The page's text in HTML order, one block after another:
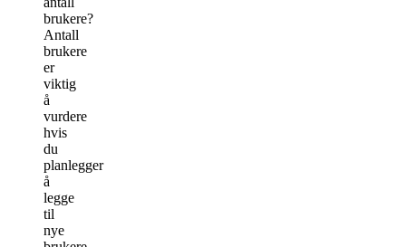
brukere?
Antall
brukere
er
viktig
å
vurdere
hvis
du
planlegger
å
legge
til
nye